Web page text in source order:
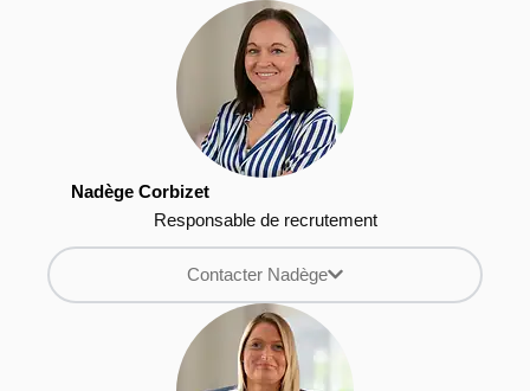
Nadège Corbizet
Responsable de recrutement
Contacter Nadège